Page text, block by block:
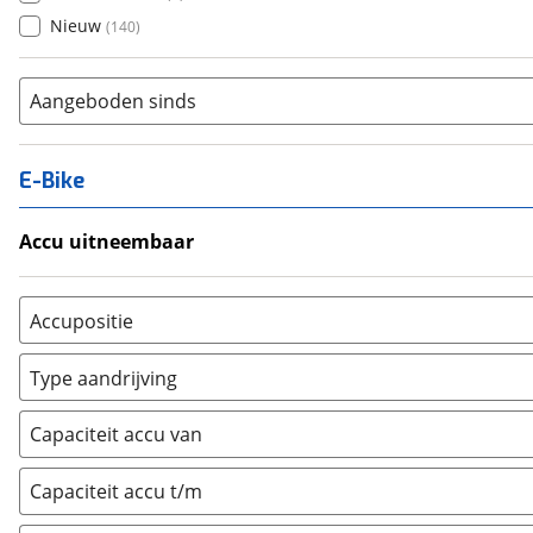
Nieuw (140)
Aangeboden sinds
E-Bike
Accu uitneembaar
Nee, vast (1)
Accupositie
Bagagedrager (1)
Frame (22)
Vloer (0
Achterbank (0)
Kofferbak (0)
Overig (0)
Type aandrijving
Achterwiel (0)
Trapas
Voorwiel
Capaciteit accu van
Capaciteit accu t/m